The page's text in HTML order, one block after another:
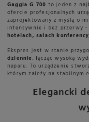
Gaggia G 700 to jeden z
ofercie profesjonalnych
zaprojektowany z myślą o
intensywnie i bez przerwy -
hotelach, salach
Ekspres jest w stanie
dziennie, łącząc wysoką
naparu. To urządzenie
którym zależy na stabilnym
Elegancki